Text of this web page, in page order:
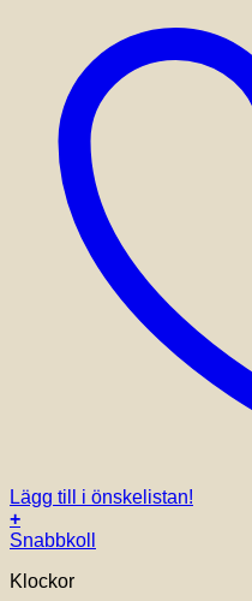
Lägg till i önskelistan!
+
Snabbkoll
Klockor